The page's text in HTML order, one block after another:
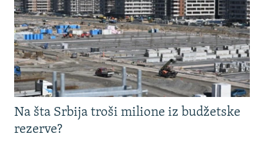
Na šta Srbija troši milione iz budžetske
rezerve?